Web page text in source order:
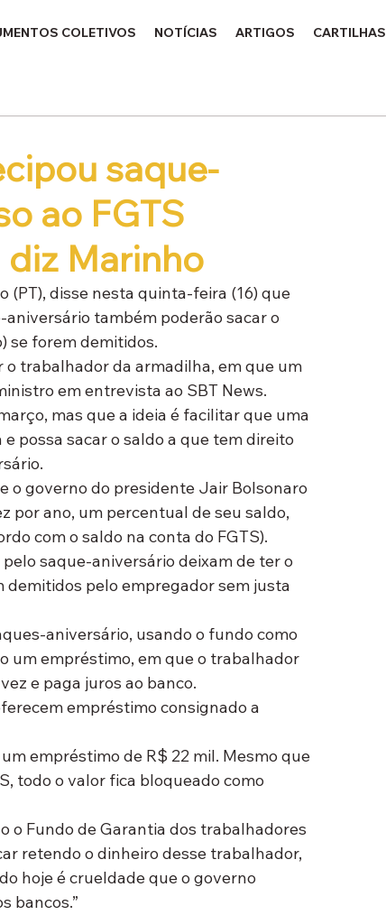
COLETIVOS NOTÍCIAS ARTIGOS CARTILHAS
saque-
ao FGTS
Marinho
(PT), disse nesta quinta-feira (16) que
também poderão sacar o
se forem demitidos.
trabalhador da armadilha, em que um
em entrevista ao SBT News.
mas que a ideia é facilitar que uma
possa sacar o saldo a que tem direito
o governo do presidente Jair Bolsonaro
por ano, um percentual de seu saldo,
com o saldo na conta do FGTS).
saque-aniversário deixam de ter o
demitidos pelo empregador sem justa
aniversário, usando o fundo como
um empréstimo, em que o trabalhador
e paga juros ao banco.
empréstimo consignado a
empréstimo de R$ 22 mil. Mesmo que
todo o valor fica bloqueado como
o Fundo de Garantia dos trabalhadores
retendo o dinheiro desse trabalhador,
hoje é crueldade que o governo
bancos.”